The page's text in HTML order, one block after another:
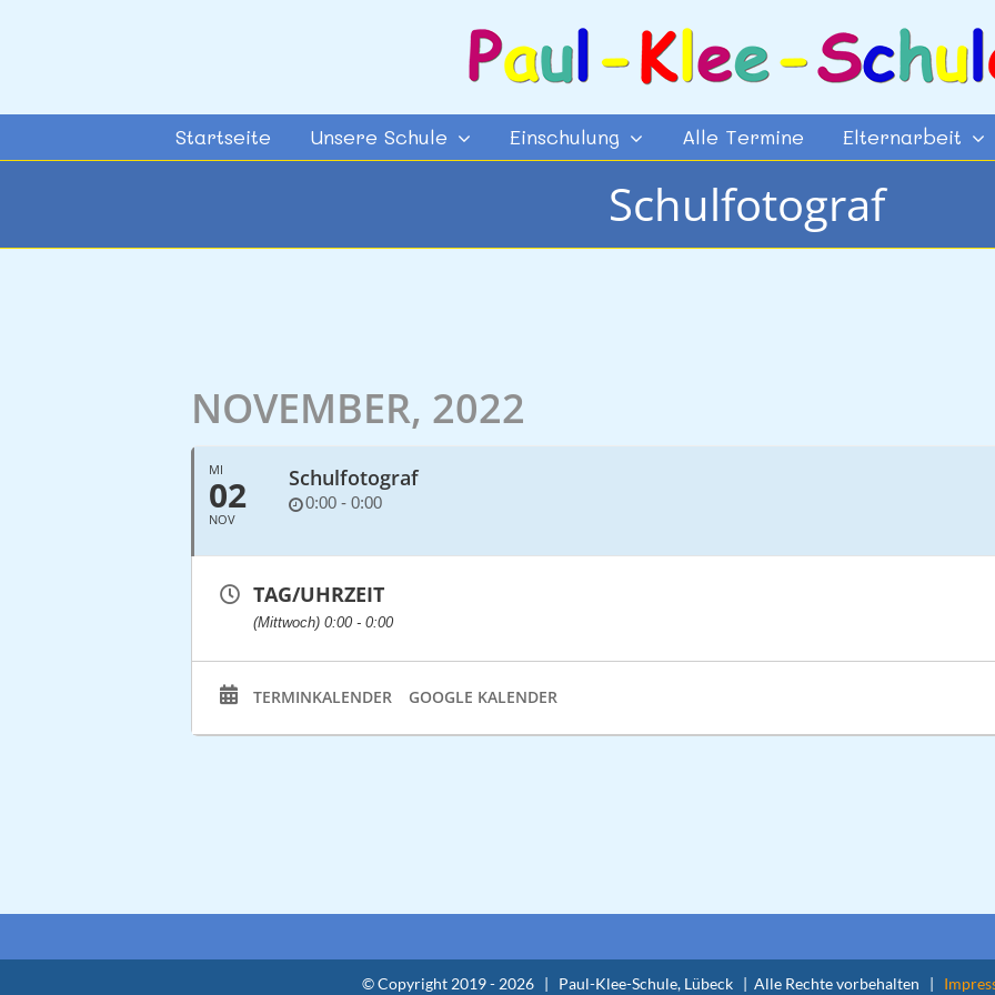
Startseite Unsere Schule Einschulung Alle Termine Elternarbeit
Schulfotograf
NOVEMBER, 2022
MI
02
NOV
Schulfotograf
0:00 - 0:00
TAG/UHRZEIT
(Mittwoch) 0:00 - 0:00
TERMINKALENDER GOOGLE KALENDER
© Copyright 2019 - 2026 | Paul-Klee-Schule, Lübeck | Alle Rechte vorbehalten |